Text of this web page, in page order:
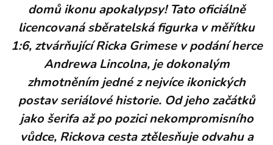
domů ikonu apokalypsy! Tato oficiálně
licencovaná sběratelská figurka v měřítku
1:6, ztvárňující Ricka Grimese v podání herce
Andrewa Lincolna, je dokonalým
zhmotněním jedné z nejvíce ikonických
postav seriálové historie. Od jeho začátků
jako šerifa až po pozici nekompromisního
vůdce, Rickova cesta ztělesňuje odvahu a